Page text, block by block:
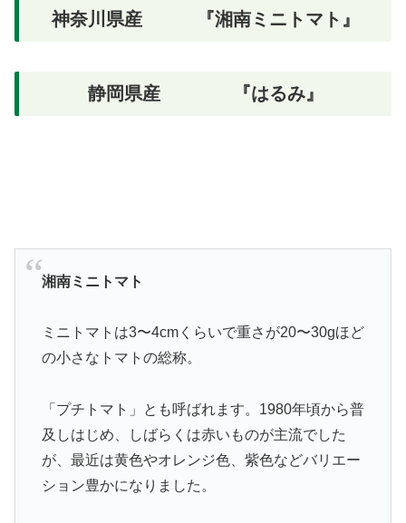
神奈川県産 『湘南ミニトマト』
静岡県産 『はるみ』
湘南ミニトマト
ミニトマトは3〜4cmくらいで重さが20〜30gほど
の小さなトマトの総称。
「プチトマト」とも呼ばれます。1980年頃から普
及しはじめ、しばらくは赤いものが主流でした
が、最近は黄色やオレンジ色、紫色などバリエー
ション豊かになりました。